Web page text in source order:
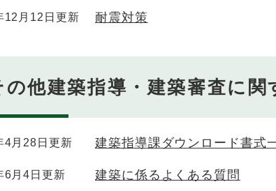
12月12日更新 耐震対策
の他建築指導・建築審査に関
4月28日更新 建築指導課ダウンロード書式
6月4日更新 建築に係るよくある質問